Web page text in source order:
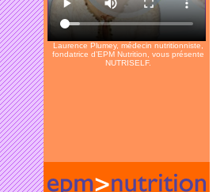
Laurence Plumey, médecin nutritionniste,
fondatrice d’EPM Nutrition, vous présente
NUTRISELF.